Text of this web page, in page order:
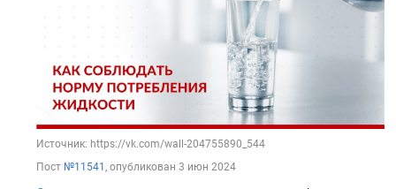
Источник: https://vk.com/wall-204755890_544
Пост №11541 , опубликован 3 июн 2024